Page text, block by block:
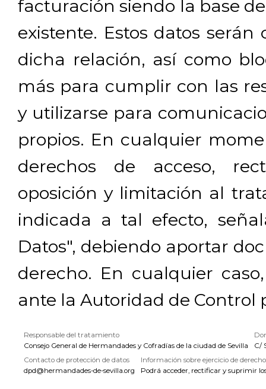
facturación siendo la base
existente. Estos datos
dicha relación, así como
más para cumplir con las
y utilizarse para
propios. En cualquier
derechos de acceso,
oposición y limitación al
indicada a tal efecto,
Datos", debiendo aportar
derecho. En cualquier
ante la Autoridad de Control
Responsable del tratamiento
Consejo General de Hermandades y Cofradías de la ciudad de Sevilla
C/
Contacto de protección de datos
dpd@hermandades-de-sevilla.org
Información sobre ejercicio de
Podrá acceder, rectificar y suprimir